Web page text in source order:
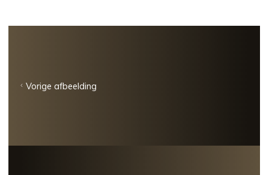
Vorige afbeelding